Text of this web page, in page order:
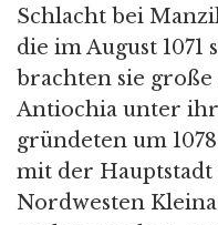
Schlacht bei
die im August
brachten sie große
Antiochia unter
gründeten um
mit der
Nordwesten